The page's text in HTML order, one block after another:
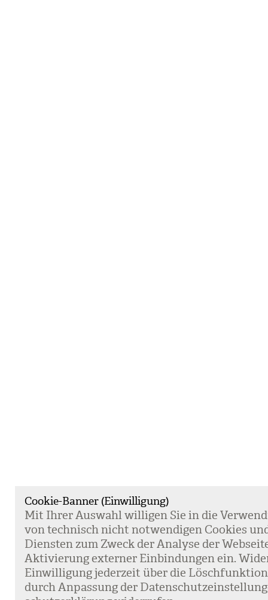
Cookie-Banner (Einwilligung)
Mit Ihrer Aus­wahl wil­li­gen Sie in die
von tech­nisch nicht not­wen­di­gen Coo­kies
Diens­ten zum Zweck der Ana­lyse der
Akti­vie­rung exter­ner Ein­bin­dun­gen ein.
Ein­wil­li­gung jeder­zeit über die
durch Anpas­sung der